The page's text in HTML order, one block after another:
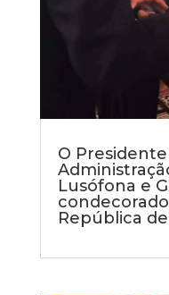
O
Lusófona e
República